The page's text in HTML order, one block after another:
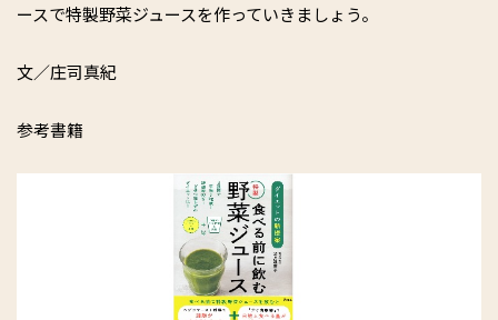
ースで特製野菜ジュースを作っていきましょう。
文／庄司真紀
参考書籍